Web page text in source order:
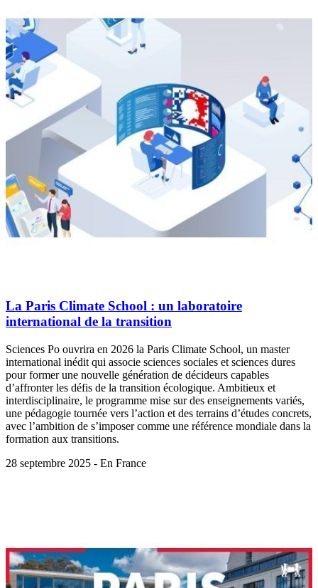
La Paris Climate School : un laboratoire
international de la transition
Sciences Po ouvrira en 2026 la Paris Climate School, un master
international inédit qui associe sciences sociales et sciences dures
pour former une nouvelle génération de décideurs capables
d’affronter les défis de la transition écologique. Ambitieux et
interdisciplinaire, le programme mise sur des enseignements variés,
une pédagogie tournée vers l’action et des terrains d’études concrets,
avec l’ambition de s’imposer comme une référence mondiale dans la
formation aux transitions.
28 septembre 2025 - En France